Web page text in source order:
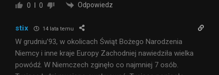
0 0 Odpowiedz
stix 14 lata temu
W grudniu’93, w okolicach Świąt Bożego Narodzenia
Niemcy i inne kraje Europy Zachodniej nawiedziła wielka
powódź. W Niemczech zginęło co najmniej 7 osób.